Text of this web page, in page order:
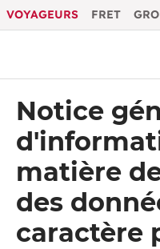
VOYAGEURS FRET
Notice
matière
des
caractère